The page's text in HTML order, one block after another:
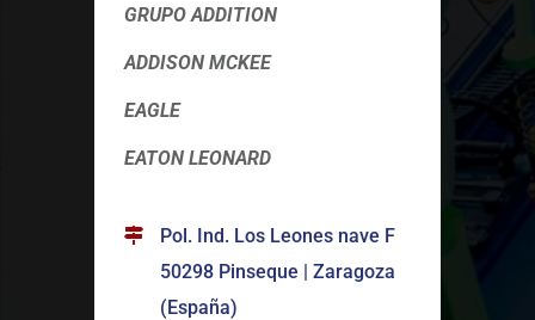
GRUPO ADDITION
ADDISON MCKEE
EAGLE
EATON LEONARD
Pol. Ind. Los Leones nave F
50298 Pinseque | Zaragoza
(España)